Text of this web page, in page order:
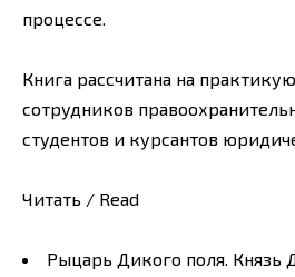
процессе.
Книга рассчитана на
сотрудников
студентов и курсантов
Читать / Read
Рыцарь Дикого поля. Князь